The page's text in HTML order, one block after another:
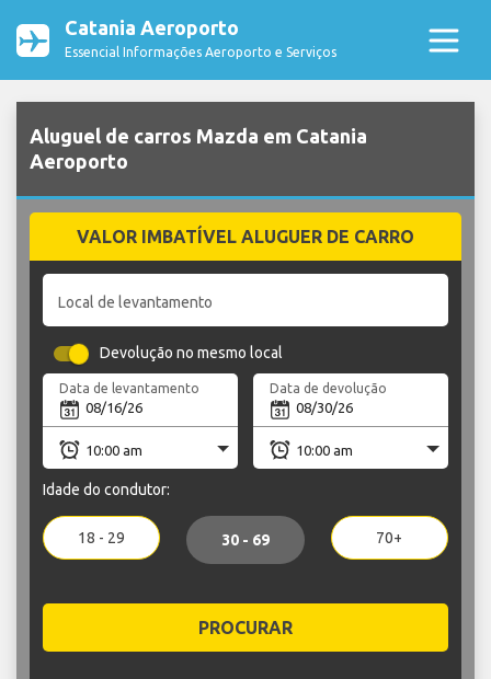
Catania Aeroporto
Essencial Informações Aeroporto e Serviços
Aluguel de carros Mazda em Catania
Aeroporto
VALOR IMBATÍVEL ALUGUER DE CARRO
Local de levantamento
Devolução no mesmo local
Data de levantamento Data de devolução
Idade do condutor:
18 - 29 30 - 69 70+
PROCURAR